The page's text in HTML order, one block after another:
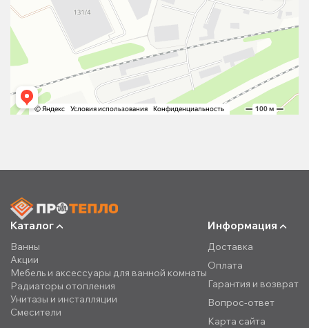
Каталог
Ванны
Акции
Мебель и аксессуары для ванной комнаты
Радиаторы отопления
Унитазы и инсталляции
Смесители
Информация
Доставка
Оплата
Гарантия и возврат
Вопрос-ответ
Карта сайта